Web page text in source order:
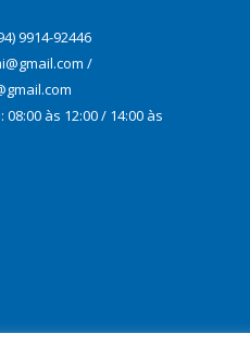
9914-92446
/
às 12:00 / 14:00 às